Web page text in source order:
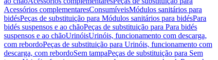
Acessórios complementaresConsumíveisMódulos sanitários para
bidésPeças de substituição para Módulos sanitários para bidésPara
bidés suspensos e ao chãoPeças de substituição para Para bidés
suspensos e ao chãoUrinóisUrinóis, funcionamento com descarga,
com rebordoPeças de substituição para Urinóis, funcionamento com
descarga, com rebordoSem tampaPeças de substituição para Sem